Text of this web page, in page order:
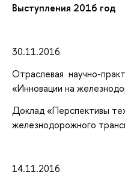
Выступления 2016 год
30.11.2016
Отраслевая научно-
«Инновации на
Доклад «Перспективы
железнодорожного
14.11.2016